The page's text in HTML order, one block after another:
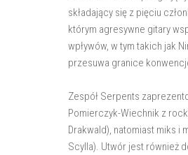
składający się z pięciu
którym agresywne gitary
wpływów, w tym takich jak
przesuwa granice
Zespół Serpents
Pomierczyk-Wiechnik z
Drakwald), natomiast miks i
Scylla). Utwór jest również